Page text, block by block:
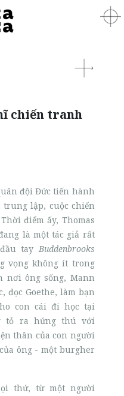
chiến tranh
đội Đức tiến hành
trung lập, cuộc chiến
điểm ấy, Thomas
là một tác giả rất
tay Buddenbrooks
vọng không ít trong
nơi ông sống, Mann
đọc Goethe, làm bạn
con cái đi học tại
tỏ ra hứng thú với
thân của con người
ông - một burgher
thứ, từ một người